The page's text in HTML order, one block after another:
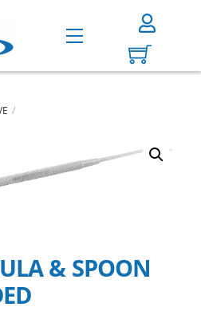
Menu
& SPOON